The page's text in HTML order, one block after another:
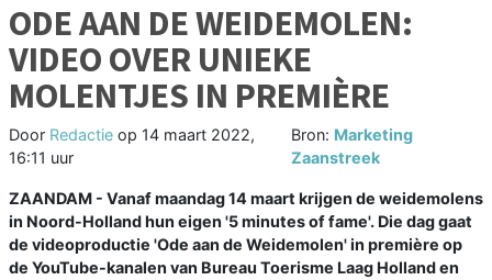
ODE AAN DE WEIDEMOLEN:
VIDEO OVER UNIEKE
MOLENTJES IN PREMIÈRE
Door Redactie op 14 maart 2022,
16:11 uur
Bron: Marketing
Zaanstreek
ZAANDAM - Vanaf maandag 14 maart krijgen de weidemolens
in Noord-Holland hun eigen '5 minutes of fame'. Die dag gaat
de videoproductie 'Ode aan de Weidemolen' in première op
de YouTube-kanalen van Bureau Toerisme Laag Holland en